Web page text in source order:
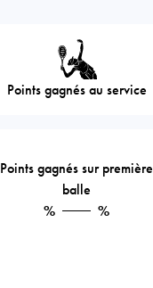
Points gagnés au service
Points gagnés sur première
balle
%
%